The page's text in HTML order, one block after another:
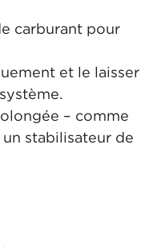
carburant pour
et le laisser
– comme
stabilisateur de